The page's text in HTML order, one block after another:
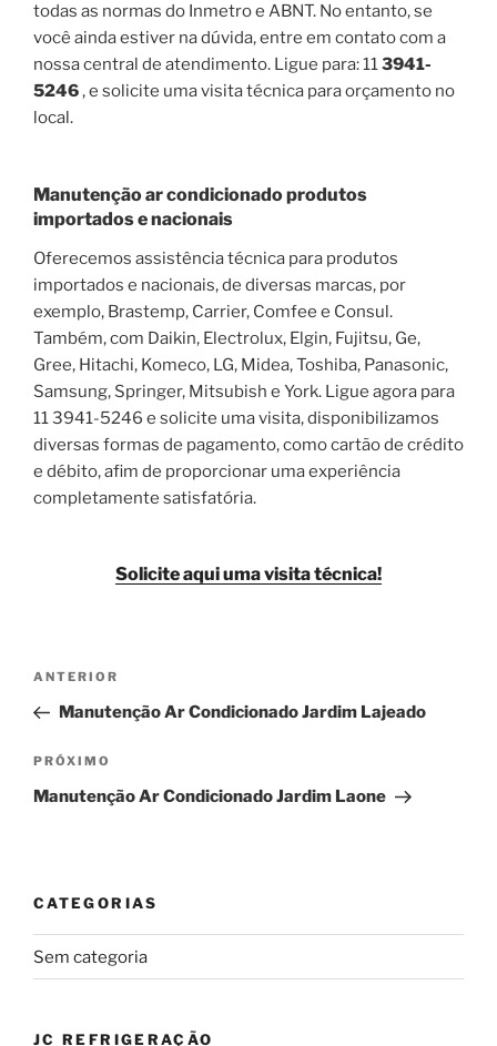
todas as normas do Inmetro e ABNT. No entanto, se
você ainda estiver na dúvida, entre em contato com a
nossa central de atendimento. Ligue para: 113941-
5246, e solicite uma visita técnica para orçamento no
local.
Manutenção ar condicionado produtos
importados e nacionais
Oferecemos assistência técnica para produtos
importados e nacionais, de diversas marcas, por
exemplo, Brastemp, Carrier, Comfee e Consul.
Também, com Daikin, Electrolux, Elgin, Fujitsu, Ge,
Gree, Hitachi, Komeco, LG, Midea, Toshiba, Panasonic,
Samsung, Springer, Mitsubish e York. Ligue agora para
11 3941-5246 e solicite uma visita, disponibilizamos
diversas formas de pagamento, como cartão de crédito
e débito, afim de proporcionar uma experiência
completamente satisfatória.
Solicite aqui uma visita técnica!
Navegação
Post
Post
anterior
ANTERIOR
Manutenção Ar Condicionado Jardim Lajeado
Próximo
post
PRÓXIMO
Manutenção Ar Condicionado Jardim Laone
CATEGORIAS
Sem categoria
JC REFRIGERAÇÃO